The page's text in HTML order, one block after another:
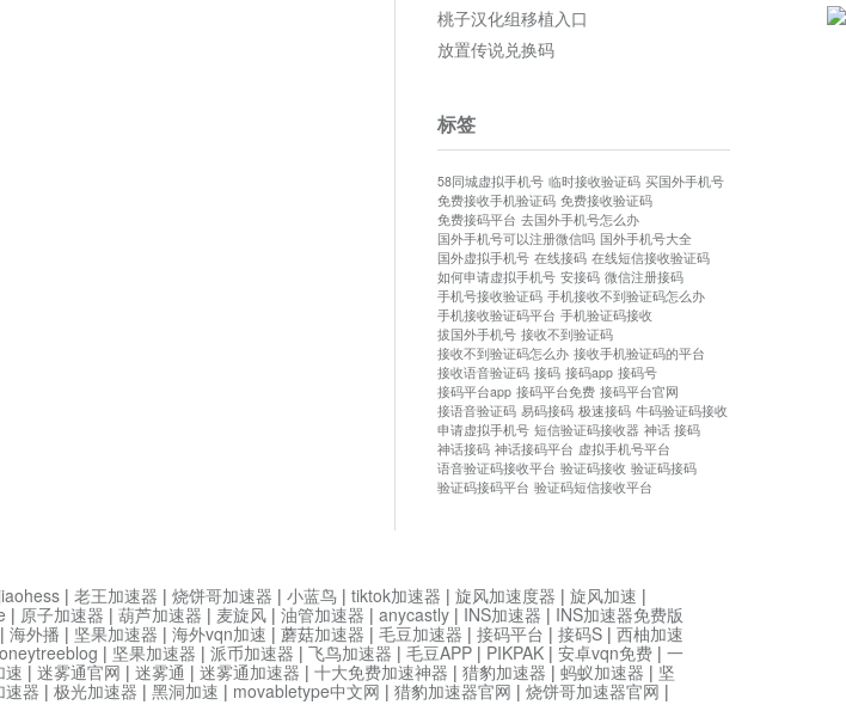
桃子汉化组移植入口
放置传说兑换码
标签
58同城虚拟手机号 临时接收验证码 买国外手机号
免费接收手机验证码 免费接收验证码
免费接码平台 去国外手机号怎么办
国外手机号可以注册微信吗 国外手机号大全
国外虚拟手机号 在线接码 在线短信接收验证码
如何申请虚拟手机号 安接码 微信注册接码
手机号接收验证码 手机接收不到验证码怎么办
手机接收验证码平台 手机验证码接收
拔国外手机号 接收不到验证码
接收不到验证码怎么办 接收手机验证码的平台
接收语音验证码 接码 接码app 接码号
接码平台app 接码平台免费 接码平台官网
接语音验证码 易码接码 极速接码 牛码验证码接收
申请虚拟手机号 短信验证码接收器 神话 接码
神话接码 神话接码平台 虚拟手机号平台
语音验证码接收平台 验证码接收 验证码接码
验证码接码平台 验证码短信接收平台
| 老王加速器 | 烧饼哥加速器 | 小蓝鸟 | tiktok加速器 | 旋风加速度器 | 旋风加速 |
| 原子加速器 | 葫芦加速器 | 麦旋风 | 油管加速器 | anycastly | INS加速器 | INS加速器免费版
| 海外播 | 坚果加速器 | 海外vqn加速 | 蘑菇加速器 | 毛豆加速器 | 接码平台 | 接码S | 西柚加速
| 坚果加速器 | 派币加速器 | 飞鸟加速器 | 毛豆APP | PIKPAK | 安卓vqn免费 | 一
速 | 迷雾通官网 | 迷雾通 | 迷雾通加速器 | 十大免费加速神器 | 猎豹加速器 | 蚂蚁加速器 | 坚
速器 | 极光加速器 | 黑洞加速 | movabletype中文网 | 猎豹加速器官网 | 烧饼哥加速器官网 |